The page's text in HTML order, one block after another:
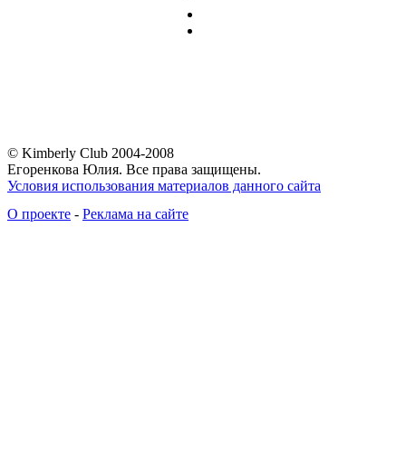
© Kimberly Club 2004-2008
Егоренкова Юлия. Все права защищены.
Условия использования материалов данного сайта
О проекте - Реклама на сайте